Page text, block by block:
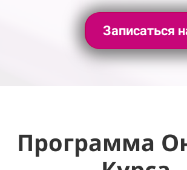
Записаться
Программа